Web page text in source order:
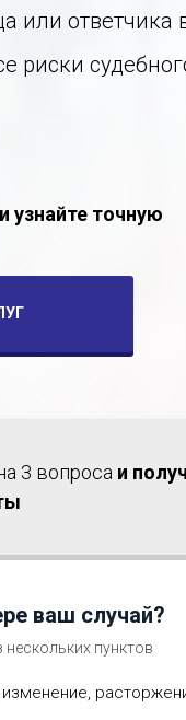
или ответчика
риски
узнайте точную
3 вопроса и
ваш случай?
нескольких пунктов